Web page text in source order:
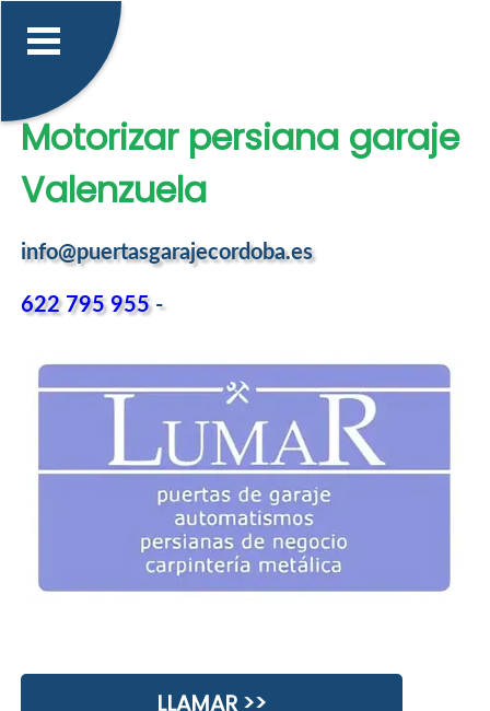
Motorizar persiana garaje
Valenzuela
info@puertasgarajecordoba.es
622 795 955-
LLAMAR >>